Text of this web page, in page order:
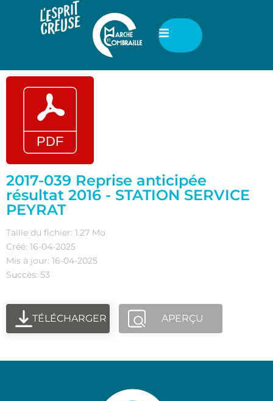
2017-039 Reprise anticipée
résultat 2016 - STATION SERVICE
PEYRAT
Taille du fichier: 1.27 Mo
Créé: 16-04-2025
Mis à jour: 16-04-2025
Succès: 53
TÉLÉCHARGER APERÇU